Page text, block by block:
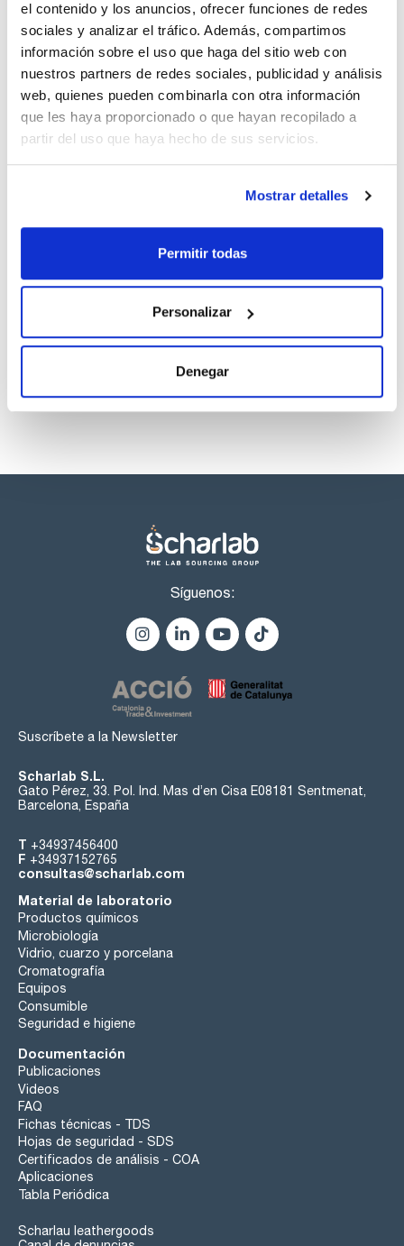
el contenido y los anuncios, ofrecer funciones de redes
sociales y analizar el tráfico. Además, compartimos
información sobre el uso que haga del sitio web con
nuestros partners de redes sociales, publicidad y análisis
web, quienes pueden combinarla con otra información
que les haya proporcionado o que hayan recopilado a
partir del uso que haya hecho de sus servicios.
Mostrar detalles
Permitir todas
Personalizar
Denegar
Disolvente
Iso-octane
Envase
Ampoule
Volumen
1 mL
Conc.
100 ug/ml
CAS
[337513-55-0]
Referencia
CBDE481ZT1
Envase
x1mL
Precio
Comprar
Ver stock
Disolvente Envase Volumen
Conc.
10 ug/ml
CAS
[337513-55-0]
BDE4801ZT1
x10mL
Comprar
Síguenos:
Suscríbete a la Newsletter
Scharlab S.L.
Gato Pérez, 33. Pol. Ind. Mas d’en Cisa E08181 Sentmenat,
Barcelona, España
T +34937456400
F +34937152765
consultas@scharlab.com
Material de laboratorio
Productos químicos
Microbiología
Vidrio, cuarzo y porcelana
Cromatografía
Equipos
Consumible
Seguridad e higiene
Documentación
Publicaciones
Videos
FAQ
Fichas técnicas - TDS
Hojas de seguridad - SDS
Certificados de análisis - COA
Aplicaciones
Tabla Periódica
Scharlau leathergoods